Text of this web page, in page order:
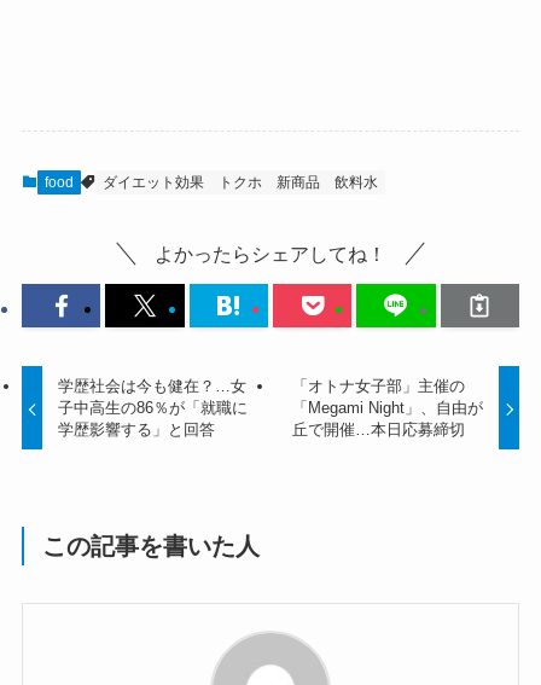
food ダイエット効果 トクホ 新商品 飲料水
よかったらシェアしてね！
学歴社会は今も健在？…女
子中高生の86％が「就職に
学歴影響する」と回答
「オトナ女子部」主催の
「Megami Night」、自由が
丘で開催…本日応募締切
この記事を書いた人